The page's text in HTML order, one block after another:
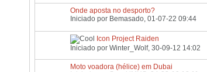
Onde aposta no desporto?
Iniciado por Bemasado, 01-07-22 09:44
Icon Project Raiden
Iniciado por Winter_Wolf, 30-09-12 14:02
Moto voadora (hélice) em Dubai